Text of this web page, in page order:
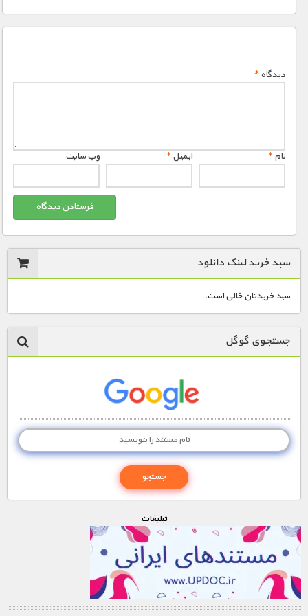
دیدگاه*
نام* ایمیل* وب‌ سایت
سبد خرید لینک دانلود
سبد خریدتان خالی است.
جستجوی گوگل
تبليغات